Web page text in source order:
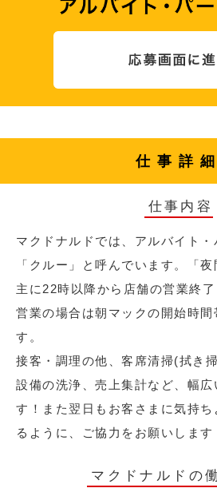
仕事詳細
仕事内容
マクドナルドでは、アルバイト・
「クルー」と呼んでいます。「夜
主に22時以降から店舗の営業終
営業の場合は朝マックの開始時間
す。
接客・調理の他、客席清掃(拭き
設備の洗浄、売上集計など、幅広
す！また翌日もお客さまに気持
るように、ご協力をお願いします
マクドナルドの